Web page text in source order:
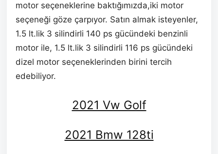
motor seçeneklerine baktığımızda,iki motor
seçeneği göze çarpıyor. Satın almak isteyenler,
1.5 lt.lik 3 silindirli 140 ps gücündeki benzinli
motor ile, 1.5 lt.lik 3 silindirli 116 ps gücündeki
dizel motor seçeneklerinden birini tercih
edebiliyor.
2021 Vw Golf
2021 Bmw 128ti